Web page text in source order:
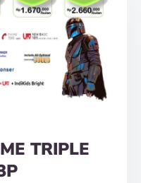
TRIPLE